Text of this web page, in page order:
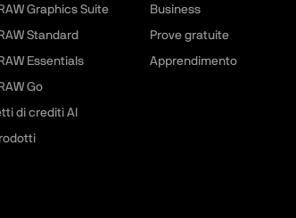
Graphics Suite
Standard
Essentials
Go
di crediti AI
Business
Prove gratuite
Apprendimento